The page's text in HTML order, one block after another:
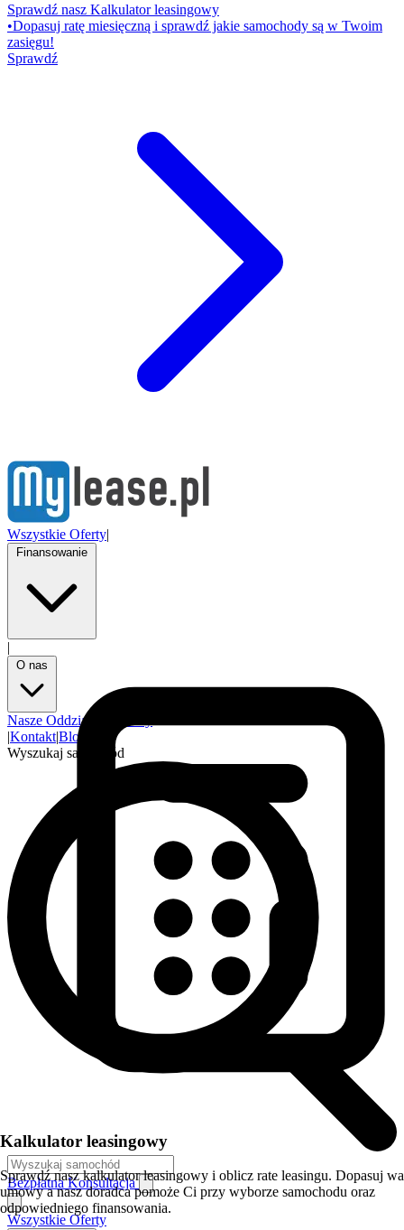
Sprawdź nasz Kalkulator leasingowy
•Dopasuj ratę miesięczną i sprawdź jakie samochody są w Twoim
zasięgu!
Sprawdź
Wszystkie Oferty|
|
Nasze Oddziały
|Kontakt|Blog
Wyszukaj samochód
Bezpłatna Konsultacja
Wszystkie Oferty
Kalkulator leasingowy
Sprawdź nasz kalkulator leasingowy i oblicz rate leasingu. Dopasuj
umowy a nasz doradca pomoże Ci przy wyborze samochodu oraz
odpowiedniego finansowania.